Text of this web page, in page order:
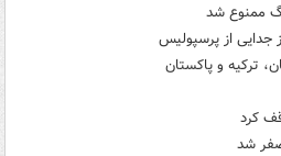
ممنوع شد
از پرسپولیس
ترکیه و پاکستان
کرد
صفر شد